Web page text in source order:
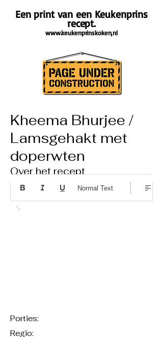
Een print van een Keukenprins
recept.
www.keukenprinskoken,nl
Kheema Bhurjee /
Lamsgehakt met
doperwten
Over het recept
Normal Text
Porties:
Regio: